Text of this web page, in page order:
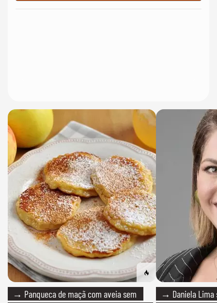
→ Panqueca de maçã com aveia sem
→ Daniela Lima